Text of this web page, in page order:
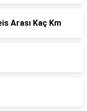
Arası Kaç Km